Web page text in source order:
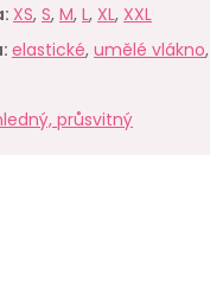
: XS, S, M, L, XL, XXL
: elastické, umělé vlákno,
průsvitný